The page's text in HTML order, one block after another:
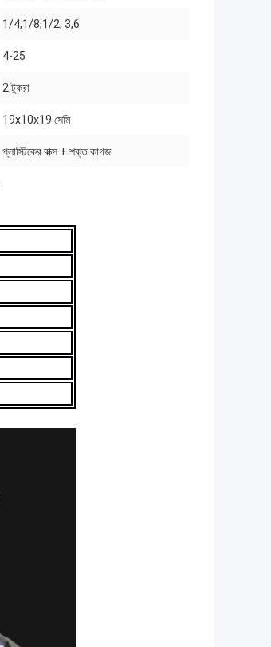
1/4,1/8,1/2, 3,6
4-25
2 টুকরা
19x10x19 সেমি
প্লাস্টিকের বাক্স + শক্ত কাগজ